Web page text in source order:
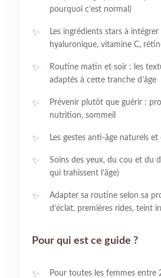
pourquoi c’est normal)
Les ingrédients stars à intégrer
hyaluronique, vitamine C,
Routine matin et soir : les
adaptés à cette tranche d’âge
Prévenir plutôt que guérir :
nutrition, sommeil
Les gestes anti-âge naturels et
Soins des yeux, du cou et du
qui trahissent l’âge)
Adapter sa routine selon sa
d’éclat, premières rides, teint
Pour qui est ce guide ?
Pour toutes les femmes entre